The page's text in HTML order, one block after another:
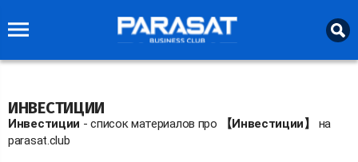
ИНВЕСТИЦИИ
Инвестиции - список материалов про 【Инвестиции】
на
parasat.club